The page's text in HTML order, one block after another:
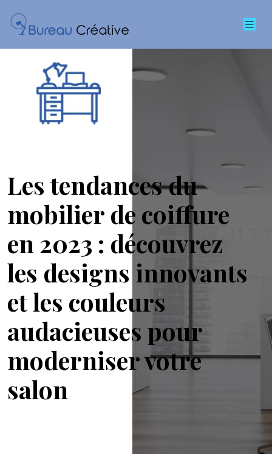
Les tendances du
mobilier de coiffure
en 2023 : découvrez
les designs innovants
et les couleurs
audacieuses pour
moderniser votre
salon